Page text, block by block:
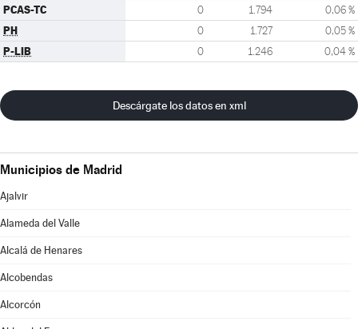
PCAS-TC 0 1.794 0,06 %
PH 0 1.727 0,05 %
P-LIB 0 1.246 0,04 %
Descárgate los datos en xml
Municipios de Madrid
Ajalvir
Alameda del Valle
Alcalá de Henares
Alcobendas
Alcorcón